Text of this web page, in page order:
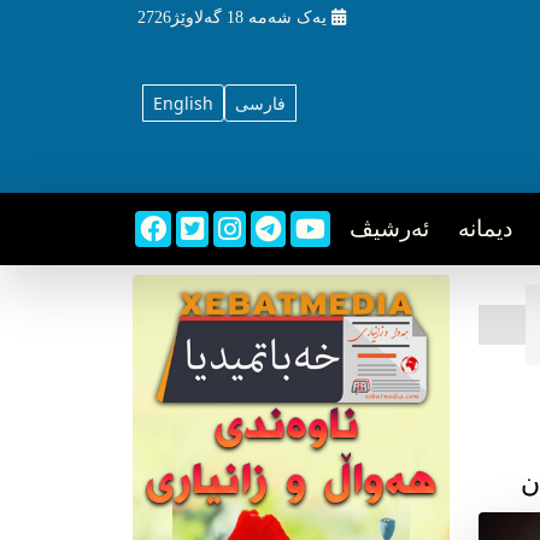
یه‌ک شه‌مه‌ 18 گه‌لاوێژ2726
English فارسی
دیمانه ئه‌رشیڤ